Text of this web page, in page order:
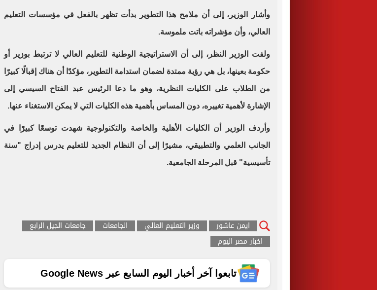
وأشار الوزير، إلى أن ملامح هذا التطوير بدأت تظهر بالفعل في مؤسسات التعليم
العالي، وأن مؤشراته باتت ملموسة.
ولفت الوزير النظر، إلى أن الاستراتيجية الوطنية للتعليم العالي لا ترتبط بوزير أو
حكومة بعينها، بل هي رؤية ممتدة لضمان استدامة التطوير، مؤكدًا أن هناك إقبالًا كبيرًا
من الطلاب على الكليات النظرية، وهو ما دعا الرئيس عبد الفتاح السيسي إلى
الإشارة لأهمية تغييره، دون المساس بأهمية هذه الكليات التي لا يمكن الاستغناء عنها.
وأردف الوزير أن الكليات الأهلية والخاصة والتكنولوجية شهدت توسعًا كبيرًا في
الجانب العلمي والتطبيقي، مشيرًا إلى أن النظام الجديد للتعليم يدرس إدراج "سنة
تأسيسية" قبل المرحلة الجامعية.
ايمن عاشور وزير التعليم العالي الجامعات
جامعات الجيل الرابع
اخبار مصر اليوم
تابعوا آخر أخبار اليوم السابع عبر Google News